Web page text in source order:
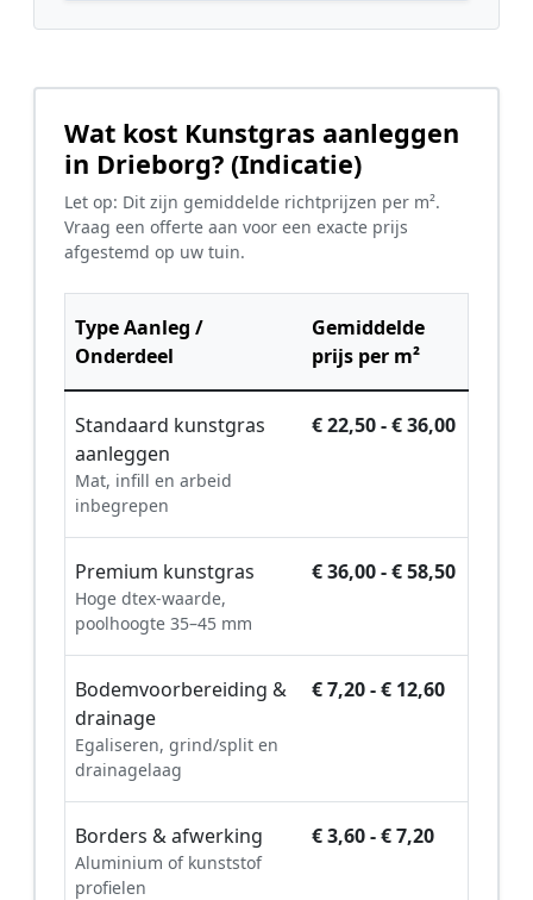
Wat kost Kunstgras aanleggen
in Drieborg? (Indicatie)
Let op: Dit zijn gemiddelde richtprijzen per m².
Vraag een offerte aan voor een exacte prijs
afgestemd op uw tuin.
Type Aanleg /
Onderdeel
Gemiddelde
prijs per m²
Standaard kunstgras
aanleggen
Mat, infill en arbeid
inbegrepen
€ 22,50 - € 36,00
Premium kunstgras
Hoge dtex-waarde,
poolhoogte 35–45 mm
€ 36,00 - € 58,50
Bodemvoorbereiding &
drainage
Egaliseren, grind/split en
drainagelaag
€ 7,20 - € 12,60
Borders & afwerking
Aluminium of kunststof
profielen
€ 3,60 - € 7,20